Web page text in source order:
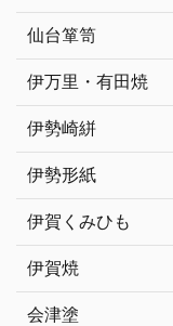
仙台箪笥
伊万里・有田焼
伊勢崎絣
伊勢形紙
伊賀くみひも
伊賀焼
会津塗